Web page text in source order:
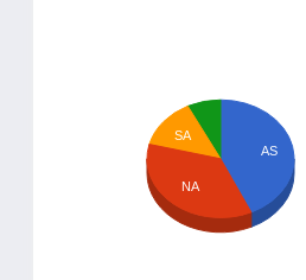
AS
SA
NA